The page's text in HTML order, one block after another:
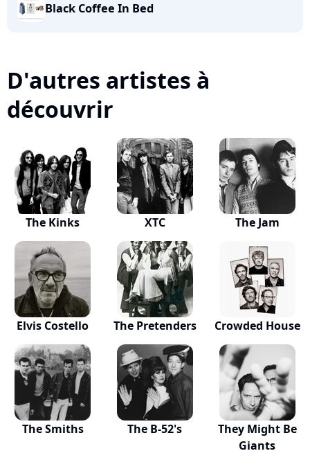
Black Coffee In Bed
D'autres artistes à
découvrir
The Kinks XTC The Jam
Elvis Costello The Pretenders Crowded House
The Smiths The B-52's
They Might Be
Giants